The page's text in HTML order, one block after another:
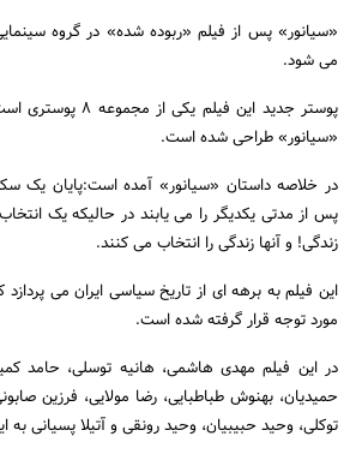
جستجو
«سیانور» پس از فیلم «ربوده شده» در گروه
می شود.
پوستر جدید این فیلم
«سیانور» طراحی شده است.
در خلاصه داستان «سیانور» آمده است:پایان یک
پس از مدتی یکدیگر را می یابند در حالیکه یک انتخاب
زندگی! و آنها زندگی را انتخاب می کنند.
این فیلم به برهه ای از تاریخ سیاسی ایران می
مورد توجه قرار گرفته شده است.
در این فیلم مهدی هاشمی، هانیه توسلی، حامد
حمیدیان، بهنوش طباطبایی، رضا مولایی، فرزین
توکلی، وحید حبیبیان، وحید رونقی و آتیلا پسیانی به